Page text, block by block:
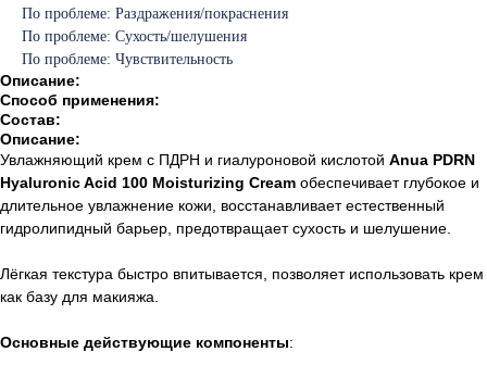
По проблеме: Раздражения/покраснения
По проблеме: Сухость/шелушения
По проблеме: Чувствительность
Описание:
Способ применения:
Состав:
Описание:
Увлажняющий крем с ПДРН и гиалуроновой кислотой Anua PDRN
Hyaluronic Acid 100 Moisturizing Cream обеспечивает глубокое и
длительное увлажнение кожи, восстанавливает естественный
гидролипидный барьер, предотвращает сухость и шелушение.
Лёгкая текстура быстро впитывается, позволяет использовать крем
как базу для макияжа.
Основные действующие компоненты: